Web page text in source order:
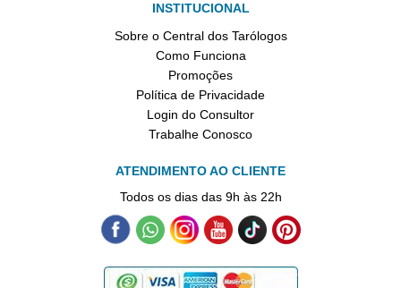
INSTITUCIONAL
Sobre o Central dos Tarólogos
Como Funciona
Promoções
Política de Privacidade
Login do Consultor
Trabalhe Conosco
ATENDIMENTO AO CLIENTE
Todos os dias das 9h às 22h